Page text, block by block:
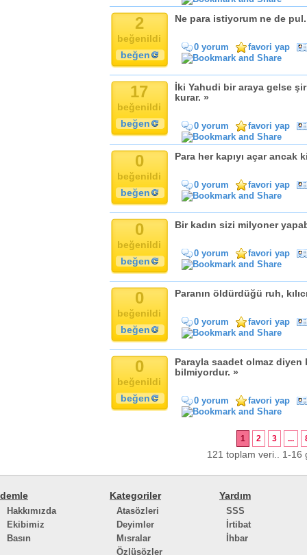
2
beğenildi
beğen
Ne para istiyorum ne de
0 yorum favori yap
17
beğenildi
beğen
İki Yahudi bir araya gelse
kurar. »
0 yorum favori yap
0
beğenildi
beğen
Para her kapıyı açar ancak
0 yorum favori yap
0
beğenildi
beğen
Bir kadın sizi milyoner
0 yorum favori yap
0
beğenildi
beğen
Paranın öldürdüğü ruh,
0 yorum favori yap
0
beğenildi
beğen
Parayla saadet olmaz diyen
bilmiyordur. »
0 yorum favori yap
1 2 3 ...
121 toplam veri.. 1-16
demle
Hakkımızda
Ekibimiz
Basın
Kategoriler
Atasözleri
Deyimler
Mısralar
Özlüsözler
Yardım
SSS
İrtibat
İhbar